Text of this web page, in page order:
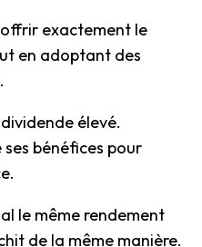
exactement le
en adoptant des
élevé.
bénéfices pour
le même rendement
de la même manière.